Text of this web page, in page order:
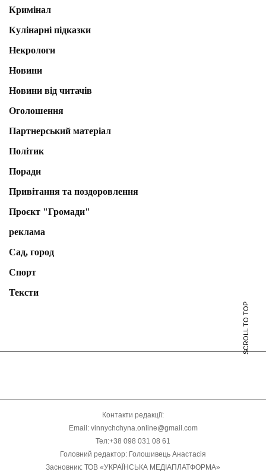
Кримінал
Кулінарні підказки
Некрологи
Новини
Новини від читачів
Оголошення
Партнерський матеріал
Політик
Поради
Привітання та поздоровлення
Проєкт "Громади"
реклама
Сад, город
Спорт
Тексти
SCROLL TO TOP
Контакти редакції:
Email: vinnychchyna.online@gmail.com
Тел:+38 098 031 08 61
Головний редактор: Голошивець Анастасія
Засновник: ТОВ «УКРАЇНСЬКА МЕДІАПЛАТФОРМА»